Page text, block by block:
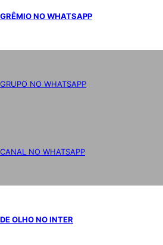
GRÊMIO NO WHATSAPP
GRUPO NO WHATSAPP
CANAL NO WHATSAPP
DE OLHO NO INTER